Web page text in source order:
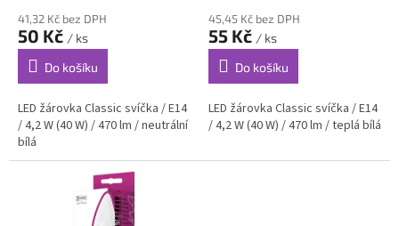
41,32 Kč bez DPH
50 Kč / ks
Do košíku
LED žárovka Classic svíčka / E14
/ 4,2 W (40 W) / 470 lm / neutrální
bílá
45,45 Kč bez DPH
55 Kč / ks
Do košíku
LED žárovka Classic svíčka / E14
/ 4,2 W (40 W) / 470 lm / teplá bílá